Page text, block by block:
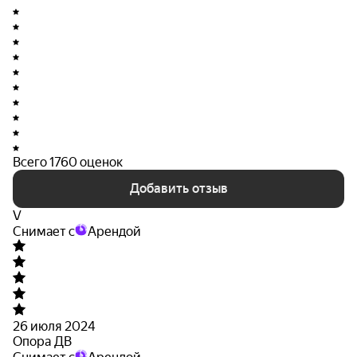
Всего 1760 оценок
Добавить отзыв
V
Снимает с
Арендой
26 июля 2024
Опора ДВ